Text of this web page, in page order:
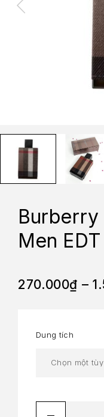
Burberry
Men EDT
270.000₫ –
Dung tích